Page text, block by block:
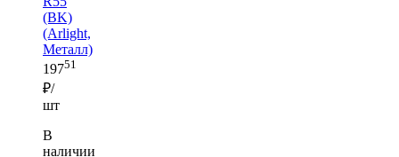
(BK)
(Arlight,
Металл)
19751
₽/
шт
В
наличии